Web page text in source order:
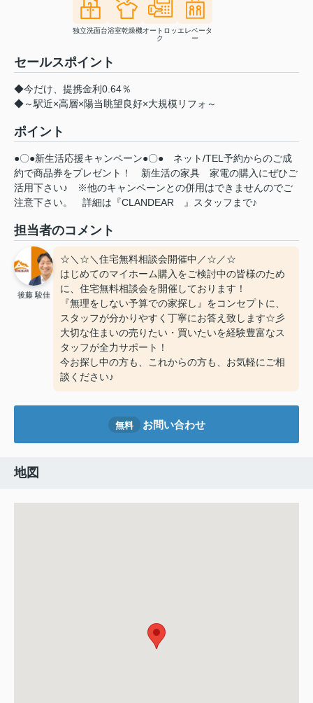
独立洗面台浴室乾燥機オートロッ
ク
エレベータ
ー
セールスポイント
◆今だけ、提携金利0.64％
◆～駅近×高層×陽当眺望良好×大規模リフォ～
ポイント
●〇●新生活応援キャンペーン●〇●
ネット/TEL予約からのご成
約で商品券をプレゼント！
新生活の家具
家電の購入にぜひご
活用下さい♪
※他のキャンペーンとの併用はできませんのでご
注意下さい。
詳細は『CLANDEAR 』スタッフまで♪
担当者のコメント
後藤 駿佳
☆＼☆＼住宅無料相談会開催中／☆／☆
はじめてのマイホーム購入をご検討中の皆様のため
に、住宅無料相談会を開催しております！
『無理をしない予算での家探し』をコンセプトに、
スタッフが分かりやすく丁寧にお答え致します☆彡
大切な住まいの売りたい・買いたいを経験豊富なス
タッフが全力サポート！
今お探し中の方も、これからの方も、お気軽にご相
談ください♪
無料 お問い合わせ
地図